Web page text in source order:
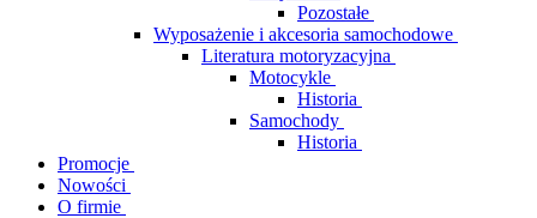
Pozostałe
Wyposażenie i akcesoria samochodowe
Literatura motoryzacyjna
Motocykle
Historia
Samochody
Historia
Promocje
Nowości
O firmie